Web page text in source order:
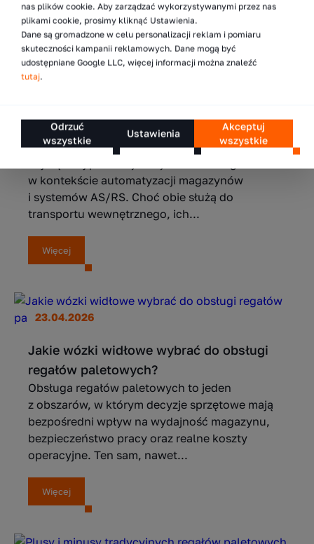
Więcej
30.04.2026
rozwiązaniem są przenośniki?
Roboty AMR oraz linie przenośnikowe należą do
w kontekście automatyzacji magazynów
i systemów AS/RS. Choć obie służą do
transportu wewnętrznego, ich...
Więcej
23.04.2026
Jakie wózki widłowe wybrać do obsługi
regałów paletowych?
Obsługa regałów paletowych to jeden
z obszarów, w którym decyzje sprzętowe mają
bezpośredni wpływ na wydajność magazynu,
bezpieczeństwo pracy oraz realne koszty
operacyjne. Ten sam, nawet...
Więcej
nas plików cookie. Aby zarządzać wykorzystywanymi przez nas
plikami cookie, prosimy kliknąć Ustawienia.
Dane są gromadzone w celu personalizacji reklam i pomiaru
skuteczności kampanii reklamowych. Dane mogą być
udostępniane Google LLC, więcej informacji można znaleźć
tutaj.
Odrzuć
wszystkie
Ustawienia
Akceptuj
wszystkie